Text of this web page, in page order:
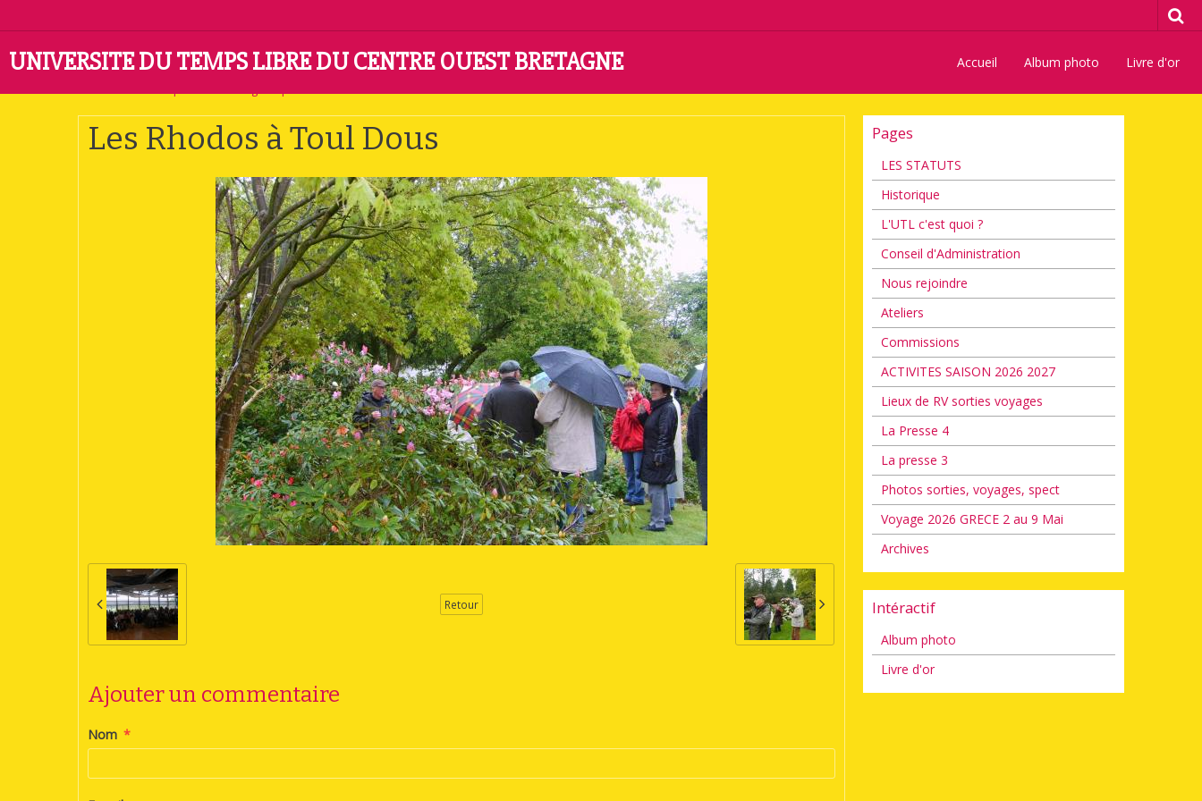
UNIVERSITE DU TEMPS LIBRE DU CENTRE OUEST BRETAGNE Accueil Album photo Livre d'or
Les Rhodos à Toul Dous
Retour
Ajouter un commentaire
Nom
Pages
LES STATUTS
Historique
L'UTL c'est quoi ?
Conseil d'Administration
Nous rejoindre
Ateliers
Commissions
ACTIVITES SAISON 2026 2027
Lieux de RV sorties voyages
La Presse 4
La presse 3
Photos sorties, voyages, spect
Voyage 2026 GRECE 2 au 9 Mai
Archives
Intéractif
Album photo
Livre d'or